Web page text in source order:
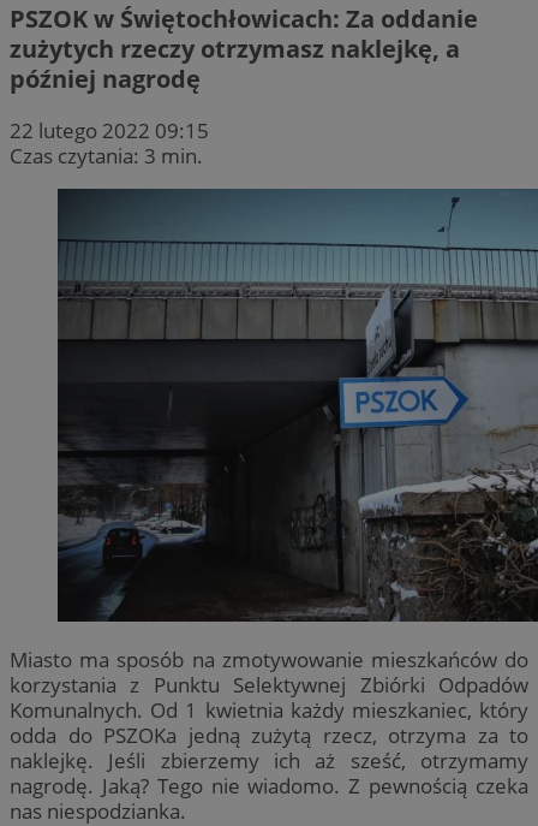
PSZOK w Świętochłowicach: Za oddanie
zużytych rzeczy otrzymasz naklejkę, a
później nagrodę
22 lutego 2022 09:15
Czas czytania: 3 min.
Miasto ma sposób na zmotywowanie mieszkańców do
korzystania z Punktu Selektywnej Zbiórki Odpadów
Komunalnych. Od 1 kwietnia każdy mieszkaniec, który
odda do PSZOKa jedną zużytą rzecz, otrzyma za to
naklejkę. Jeśli zbierzemy ich aż sześć, otrzymamy
nagrodę. Jaką? Tego nie wiadomo. Z pewnością czeka
nas niespodzianka.